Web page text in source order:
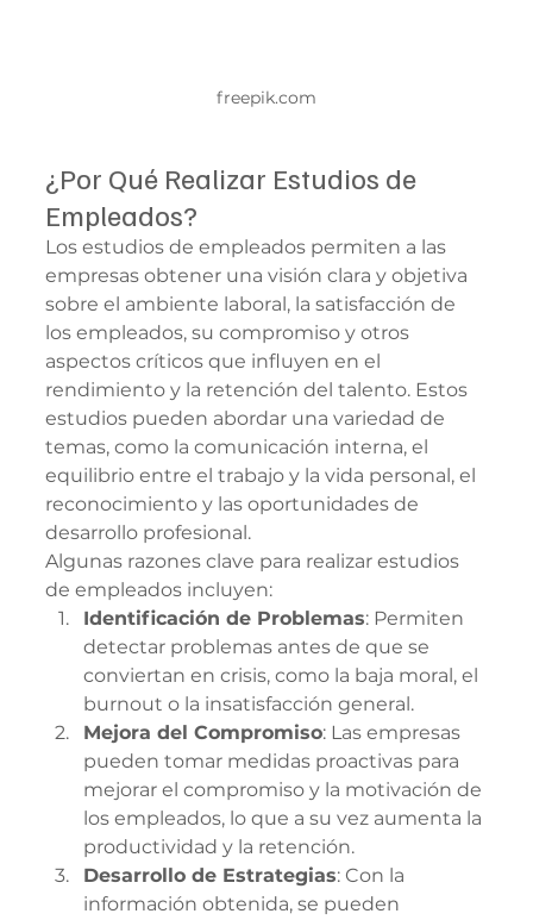
freepik.com
¿Por Qué Realizar Estudios de
Empleados?
Los estudios de empleados permiten a las
empresas obtener una visión clara y objetiva
sobre el ambiente laboral, la satisfacción de
los empleados, su compromiso y otros
aspectos críticos que influyen en el
rendimiento y la retención del talento. Estos
estudios pueden abordar una variedad de
temas, como la comunicación interna, el
equilibrio entre el trabajo y la vida personal, el
reconocimiento y las oportunidades de
desarrollo profesional.
Algunas razones clave para realizar estudios
de empleados incluyen:
Identificación de Problemas: Permiten
detectar problemas antes de que se
conviertan en crisis, como la baja moral, el
burnout o la insatisfacción general.
Mejora del Compromiso: Las empresas
pueden tomar medidas proactivas para
mejorar el compromiso y la motivación de
los empleados, lo que a su vez aumenta la
productividad y la retención.
Desarrollo de Estrategias: Con la
información obtenida, se pueden